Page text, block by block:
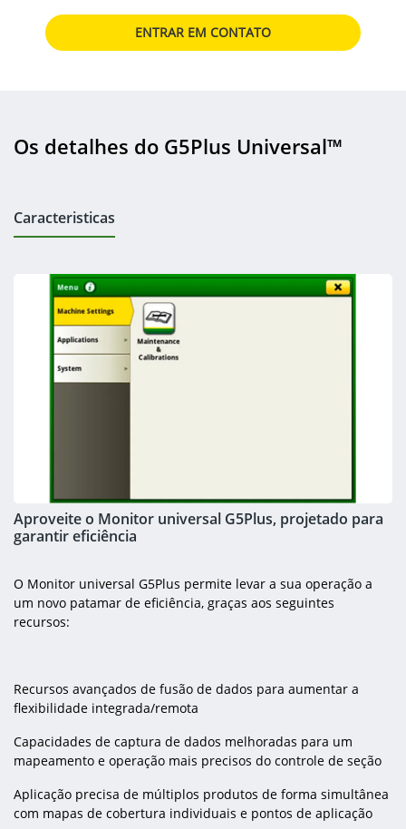
ENTRAR EM CONTATO
Os detalhes do G5Plus Universal™
Caracteristicas
Aproveite o Monitor universal G5Plus, projetado para
garantir eficiência
O Monitor universal G5Plus permite levar a sua operação a
um novo patamar de eficiência, graças aos seguintes
recursos:
Recursos avançados de fusão de dados para aumentar a
flexibilidade integrada/remota
Capacidades de captura de dados melhoradas para um
mapeamento e operação mais precisos do controle de seção
Aplicação precisa de múltiplos produtos de forma simultânea
com mapas de cobertura individuais e pontos de aplicação